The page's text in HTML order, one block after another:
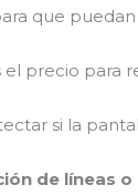
que
el precio para
si la
de líneas